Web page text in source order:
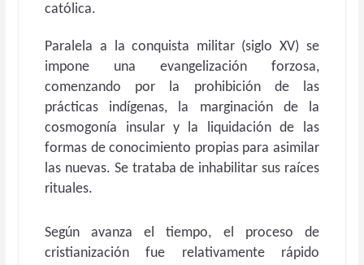
católica.
Paralela a la conquista militar (siglo XV) se
impone una evangelización forzosa,
comenzando por la prohibición de las
prácticas indígenas, la marginación de la
cosmogonía insular y la liquidación de las
formas de conocimiento propias para asimilar
las nuevas. Se trataba de inhabilitar sus raíces
rituales.
Según avanza el tiempo, el proceso de
cristianización fue relativamente rápido